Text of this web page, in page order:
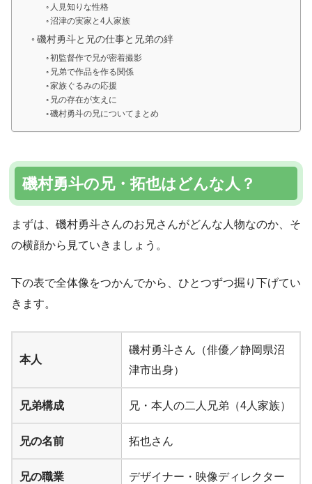
人見知りな性格
沼津の実家と4人家族
磯村勇斗と兄の仕事と兄弟の絆
初監督作で兄が密着撮影
兄弟で作品を作る関係
家族ぐるみの応援
兄の存在が支えに
磯村勇斗の兄についてまとめ
磯村勇斗の兄・拓也はどんな人？
まずは、磯村勇斗さんのお兄さんがどんな人物なのか、そ
の横顔から見ていきましょう。
下の表で全体像をつかんでから、ひとつずつ掘り下げてい
きます。
本人
磯村勇斗さん（俳優／静岡県沼
津市出身）
兄弟構成 兄・本人の二人兄弟（4人家族）
兄の名前 拓也さん
兄の職業 デザイナー・映像ディレクター